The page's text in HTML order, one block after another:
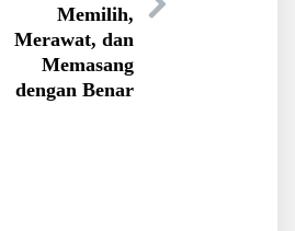
Memilih,
Merawat, dan
Memasang
dengan Benar